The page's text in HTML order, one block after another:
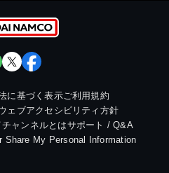
に基づく表示ご利用規約
ェブアクセシビリティ方針
ャンネルとはサポート / Q&A
Share My Personal Information